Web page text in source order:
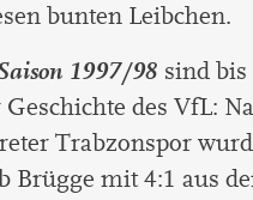
bunten Leibchen.
1997/98 sind bis
des VfL:
Trabzonspor
Brügge mit 4:1 aus